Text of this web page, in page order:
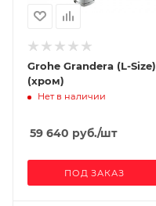
Grohe Grandera (L-Size)
(хром)
Нет в наличии
59 640 руб./шт
ПОД ЗАКАЗ